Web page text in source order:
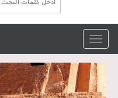
Toggle
navigation
Next